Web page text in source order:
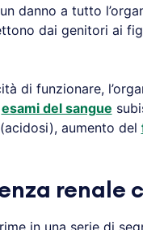
danno a tutto
dai genitori ai
di funzionare,
esami del sangue
aumento del
renale
in una serie di